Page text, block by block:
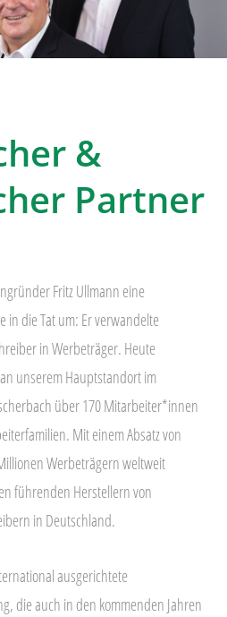
&
Partner
Fritz Ullmann eine
in die Tat um: Er verwandelte
in Werbeträger. Heute
unserem Hauptstandort im
über 170 Mitarbeiter*innen
Mit einem Absatz von
Werbeträgern weltweit
führenden Herstellern von
in Deutschland.
ausgerichtete
die auch in den kommenden Jahren